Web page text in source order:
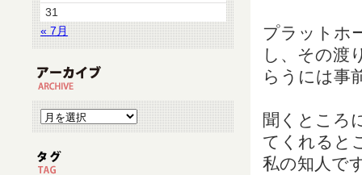
プラットホ
し、その渡
らうには事
聞くところ
てくれると
私の知人で
31
« 7月